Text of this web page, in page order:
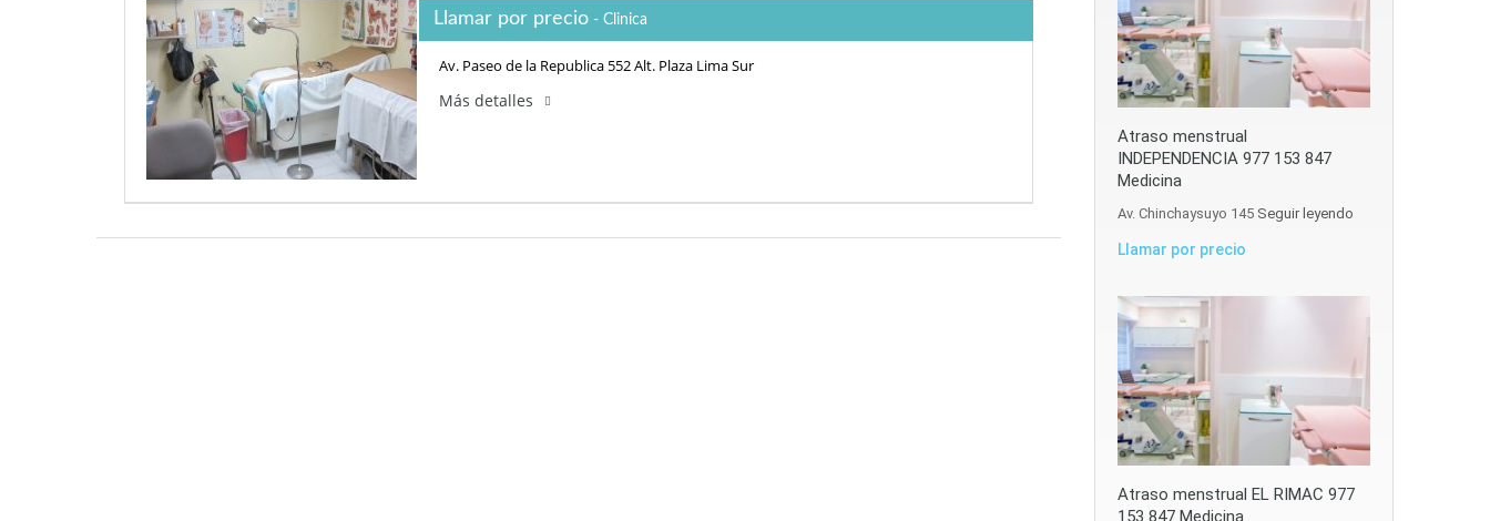
Llamar por precio - Clinica
Av. Paseo de la Republica 552 Alt. Plaza Lima Sur
Más detalles
Atraso menstrual
INDEPENDENCIA 977 153 847
Medicina
Av. Chinchaysuyo 145 Seguir leyendo
Llamar por precio
Atraso menstrual EL RIMAC 977
153 847 Medicina